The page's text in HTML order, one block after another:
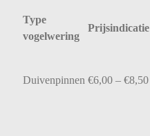
Type
vogelwering
Prijsindicatie
Duivenpinnen €6,00 – €8,50